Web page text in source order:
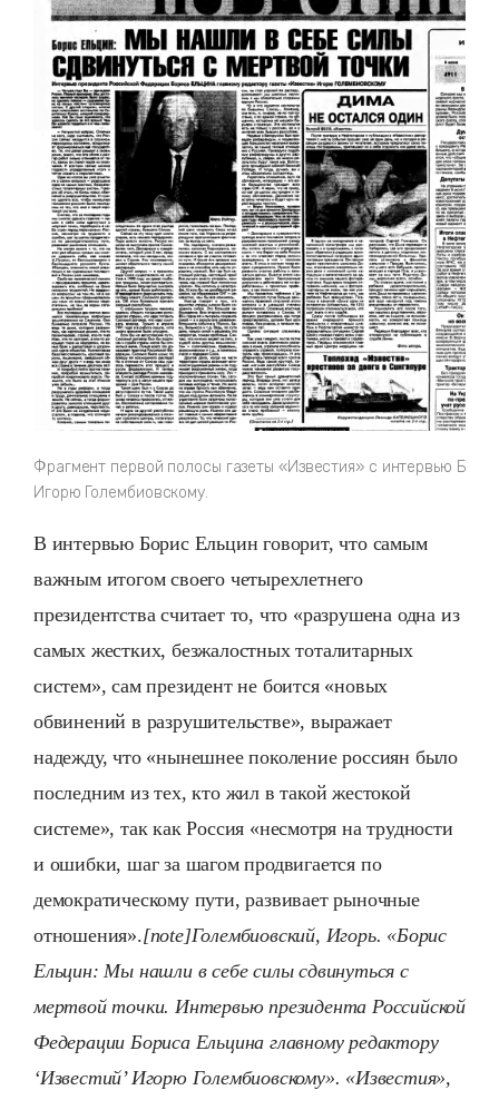
Фрагмент первой полосы газеты «Известия» с интервью
Игорю Голембиовскому.
В интервью Борис Ельцин говорит, что самым
важным итогом своего четырехлетнего
президентства считает то, что «разрушена одна из
самых жестких, безжалостных тоталитарных
систем», сам президент не боится «новых
обвинений в разрушительстве», выражает
надежду, что «нынешнее поколение россиян было
последним из тех, кто жил в такой жестокой
системе», так как Россия «несмотря на трудности
и ошибки, шаг за шагом продвигается по
демократическому пути, развивает рыночные
отношения».[note]Голембиовский, Игорь. «Борис
Ельцин: Мы нашли в себе силы сдвинуться с
мертвой точки. Интервью президента Российской
Федерации Бориса Ельцина главному редактору
‘Известий’ Игорю Голембиовскому». «Известия»,